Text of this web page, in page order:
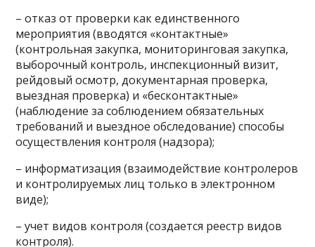
– отказ от проверки как единственного
мероприятия (вводятся «контактные»
(контрольная закупка, мониторинговая закупка,
выборочный контроль, инспекционный визит,
рейдовый осмотр, документарная проверка,
выездная проверка) и «бесконтактные»
(наблюдение за соблюдением обязательных
требований и выездное обследование) способы
осуществления контроля (надзора);
– информатизация (взаимодействие контролеров
и контролируемых лиц только в электронном
виде);
– учет видов контроля (создается реестр видов
контроля).